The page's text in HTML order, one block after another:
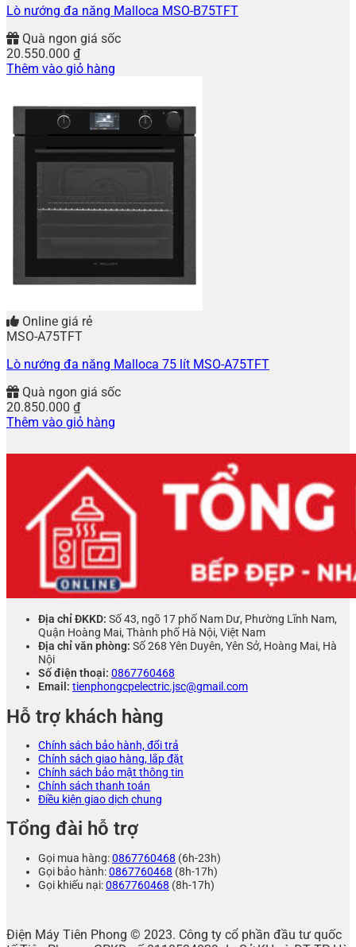
Lò nướng đa năng Malloca MSO-B75TFT
Quà ngon giá sốc
20.550.000 ₫
Thêm vào giỏ hàng
Online giá rẻ
MSO-A75TFT
Lò nướng đa năng Malloca 75 lít MSO-A75TFT
Quà ngon giá sốc
20.850.000 ₫
Thêm vào giỏ hàng
Địa chỉ ĐKKD: Số 43, ngõ 17 phố Nam Dư, Phường Lĩnh Nam,
Quận Hoàng Mai, Thành phố Hà Nội, Việt Nam
Địa chỉ văn phòng: Số 268 Yên Duyên, Yên Sở, Hoàng Mai, Hà
Nội
Số điện thoại: 0867760468
Email: tienphongcpelectric.jsc@gmail.com
Hỗ trợ khách hàng
Chính sách bảo hành, đổi trả
Chính sách giao hàng, lắp đặt
Chính sách bảo mật thông tin
Chính sách thanh toán
Điều kiện giao dịch chung
Tổng đài hỗ trợ
Gọi mua hàng:0867760468 (6h-23h)
Gọi bảo hành:0867760468 (8h-17h)
Gọi khiếu nại:0867760468 (8h-17h)
Điện Máy Tiên Phong © 2023. Công ty cổ phần đầu tư quốc